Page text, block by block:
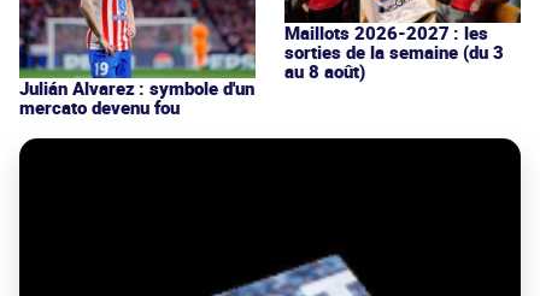
Julián Alvarez : symbole d'un
mercato devenu fou
Maillots 2026-2027 : les
sorties de la semaine (du 3
au 8 août)